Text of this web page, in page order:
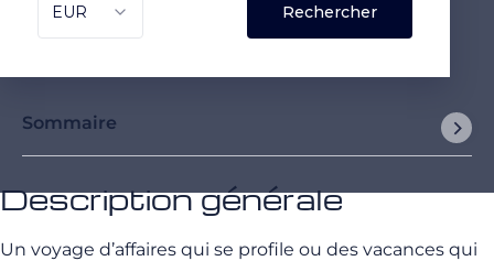
Sommaire
Description générale
Un voyage d’affaires qui se profile ou des vacances qui